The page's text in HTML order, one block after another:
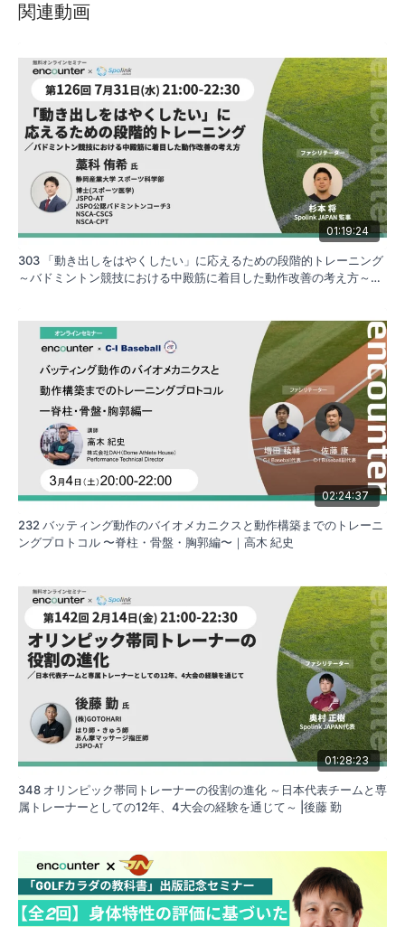
関連動画
01:19:24
303 「動き出しをはやくしたい」に応えるための段階的トレーニング
～バドミントン競技における中殿筋に着目した動作改善の考え方～｜
02:24:37
232 バッティング動作のバイオメカニクスと動作構築までのトレーニ
ングプロトコル 〜脊柱・骨盤・胸郭編〜｜高木 紀史
01:28:23
348 オリンピック帯同トレーナーの役割の進化 ～日本代表チームと専
属トレーナーとしての12年、4大会の経験を通じて～ |後藤 勤